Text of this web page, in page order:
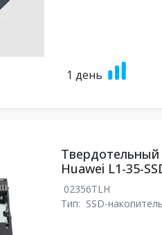
1 день
Твердотельный
Huawei L1-35-
02356TLH
Тип: SSD-накопитель